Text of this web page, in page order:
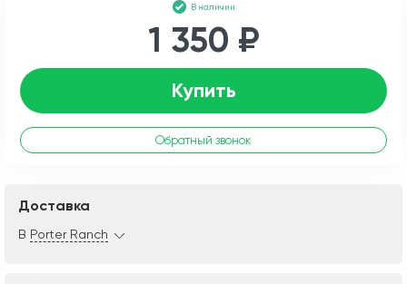
В наличии
1 350 ₽
Купить
Обратный звонок
Доставка
В Porter Ranch